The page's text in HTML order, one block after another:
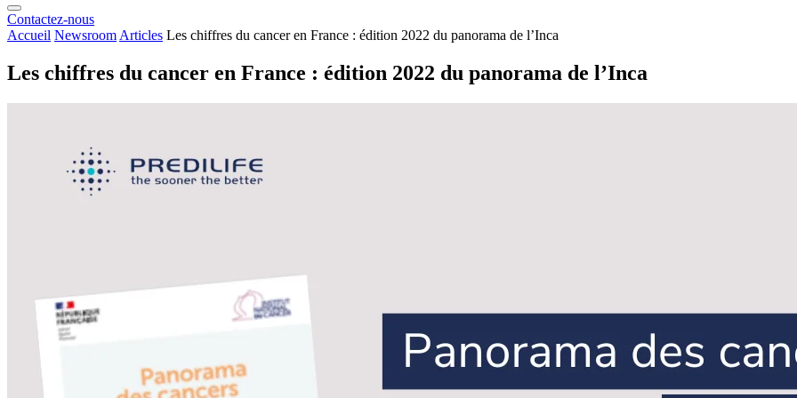
Contactez-nous
Accueil Newsroom Articles Les chiffres du cancer en France : édition 2022 du panorama de l’Inca
Les chiffres du cancer en France : édition 2022 du panorama de l’Inca